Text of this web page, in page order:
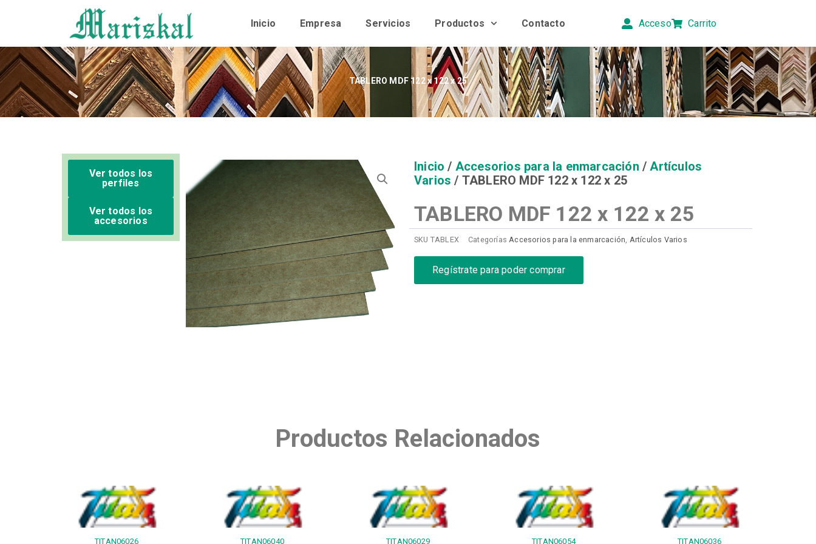
Inicio Empresa Servicios Productos Contacto Acceso Carrito
TABLERO MDF 122 x 122 x 25
Ver todos los
perfiles
Ver todos los
accesorios
Inicio / Accesorios para la enmarcación /Artículos
Varios / TABLERO MDF 122 x 122 x 25
TABLERO MDF 122 x 122 x 25
SKU TABLEX Categorías Accesorios para la enmarcación, Artículos Varios
Regístrate para poder comprar
Productos Relacionados
TITAN06026 TITAN06040 TITAN06029 TITAN06054 TITAN06036